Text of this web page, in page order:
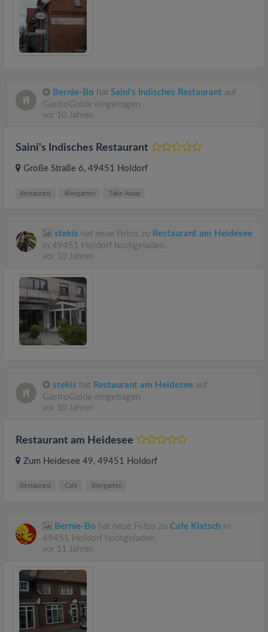
Bernie-Bo hat Saini's Indisches Restaurant auf
GastroGuide eingetragen
vor 10 Jahren
Saini's Indisches Restaurant
Große Straße 6, 49451 Holdorf
Restaurant Biergarten Take Away
stekis hat neue Fotos zu Restaurant am Heidesee
in 49451 Holdorf hochgeladen.
vor 10 Jahren
stekis hat Restaurant am Heidesee auf
GastroGuide eingetragen
vor 10 Jahren
Restaurant am Heidesee
Zum Heidesee 49, 49451 Holdorf
Restaurant Cafe Biergarten
Bernie-Bo hat neue Fotos zu Cafe Klatsch in
49451 Holdorf hochgeladen.
vor 11 Jahren